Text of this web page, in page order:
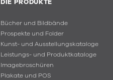
DIE PRODUKTE
Bücher und Bildbände
Prospekte und Folder
Kunst- und Ausstellungskataloge
Leistungs- und Produktkataloge
Imagebroschüren
Plakate und POS